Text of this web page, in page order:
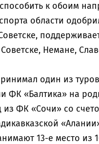
к обоим
области
Немане,
один из
ФК «Балтика» на
ФК «Сочи» со
13-е место из